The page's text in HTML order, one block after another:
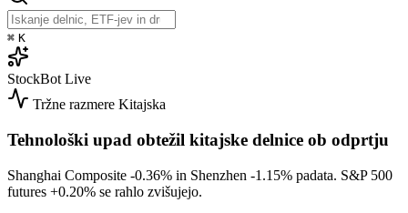
⌘ K
StockBot Live
Tržne razmere Kitajska
Tehnološki upad obtežil kitajske delnice ob odprtju
Shanghai Composite -0.36% in Shenzhen -1.15% padata. S&P 500
futures +0.20% se rahlo zvišujejo.